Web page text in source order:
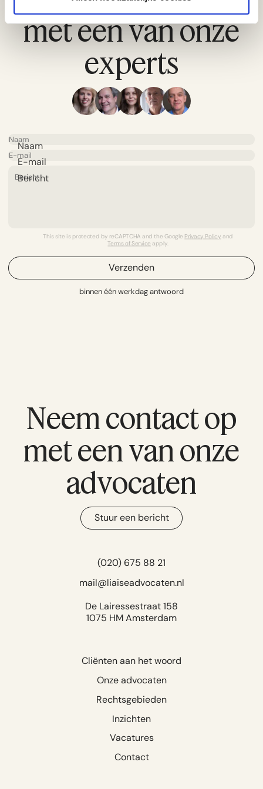
met een van onze
experts
Naam
E-mail
Bericht
This site is protected by reCAPTCHA and the Google Privacy Policy and
Terms of Service apply.
Verzenden
binnen één werkdag antwoord
Neem contact op
met een van onze
advocaten
Stuur een bericht
(020) 675 88 21
mail@liaiseadvocaten.nl
De Lairessestraat 158
1075 HM Amsterdam
Cliënten aan het woord
Onze advocaten
Rechtsgebieden
Inzichten
Vacatures
Contact